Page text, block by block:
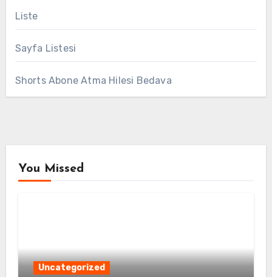
Liste
Sayfa Listesi
Shorts Abone Atma Hilesi Bedava
You Missed
Uncategorized